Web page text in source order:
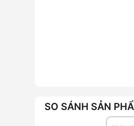
SO SÁNH SẢN